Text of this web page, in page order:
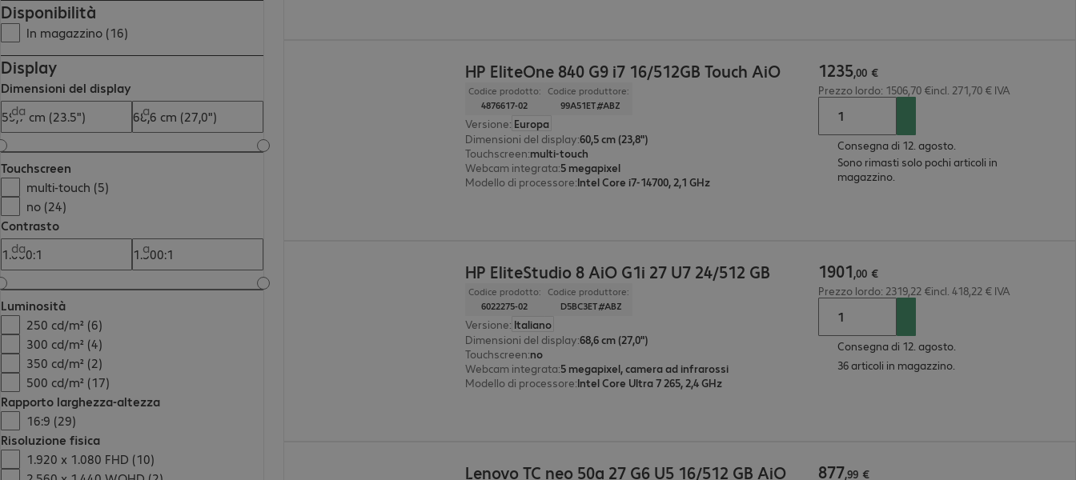
Disponibilità
In magazzino (16)
Display
Dimensioni del display
da
a
Touchscreen
multi-touch (5)
no (24)
Contrasto
da
a
Luminosità
250 cd/m² (6)
300 cd/m² (4)
350 cd/m² (2)
500 cd/m² (17)
Rapporto larghezza-altezza
16:9 (29)
Risoluzione fisica
1.920 x 1.080 FHD (10)
HP EliteOne 840 G9 i7 16/512GB Touch AiO
Codice prodotto:
4876617-02
Codice produttore:
99A51ET#ABZ
Versione: Europa
Dimensioni del display:60,5 cm (23,8")
Touchscreen:multi-touch
Webcam integrata:5 megapixel
Modello di processore:Intel Core i7-14700, 2,1 GHz
1235,00 €
Prezzo lordo: 1506,70 €incl. 271,70 € IVA
Consegna di 12. agosto.
Sono rimasti solo pochi articoli in
magazzino.
HP EliteStudio 8 AiO G1i 27 U7 24/512 GB
Codice prodotto:
6022275-02
Codice produttore:
D5BC3ET#ABZ
Versione: Italiano
Dimensioni del display:68,6 cm (27,0")
Touchscreen:no
Webcam integrata:5 megapixel, camera ad infrarossi
Modello di processore:Intel Core Ultra 7 265, 2,4 GHz
1901,00 €
Prezzo lordo: 2319,22 €incl. 418,22 € IVA
Consegna di 12. agosto.
36 articoli in magazzino.
Lenovo TC neo 50a 27 G6 U5 16/512 GB AiO 877,99 €